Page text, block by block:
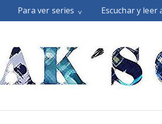
Para ver series Escuchar y leer